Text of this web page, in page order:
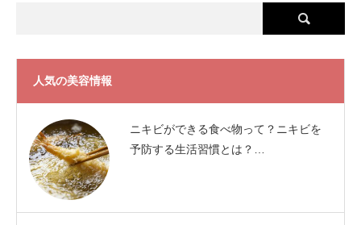
人気の美容情報
ニキビができる食べ物って？ニキビを
予防する生活習慣とは？…